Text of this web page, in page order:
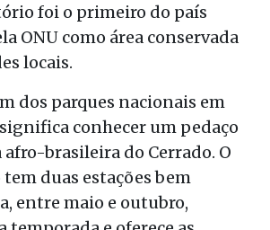
foi o primeiro do país
ONU como área conservada
locais.
dos parques nacionais em
conhecer um pedaço
brasileira do Cerrado. O
duas estações bem
entre maio e outubro,